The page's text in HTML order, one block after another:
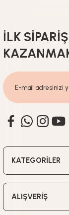
ARGESTA TERLİK
İLK
KATEGORİLER
ALIŞVERİŞ